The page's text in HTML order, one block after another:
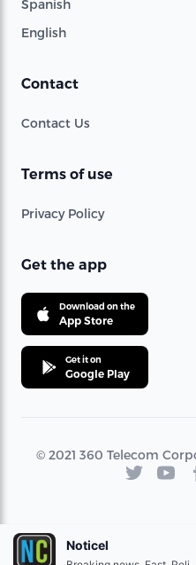
Spanish
English
Contact
Contact Us
Terms of use
Privacy Policy
Get the app
Download on the
App Store
Get it on
Google Play
© 2021 360 Telecom
Noticel